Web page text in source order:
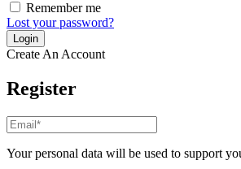
Remember me
Lost your password?
Create An Account
Register
Your personal data will be used to support